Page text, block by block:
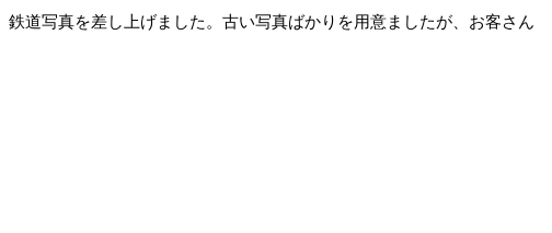
道写真を差し上げました。古い写真ばかりを用意ましたが、お客さん